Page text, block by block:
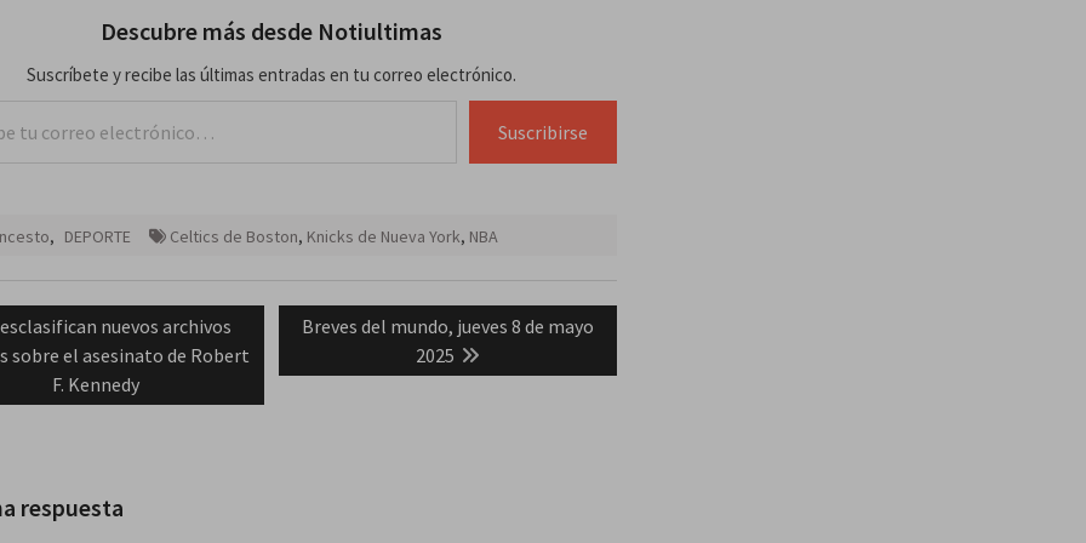
Descubre más desde Notiultimas
Suscríbete y recibe las últimas entradas en tu correo electrónico.
Suscribirse
, DEPORTE Celtics de Boston, Knicks de Nueva York, NBA
nuevos archivos
sobre el asesinato de Robert
F. Kennedy
Next
Breves del mundo, jueves 8 de mayo
2025
respuesta